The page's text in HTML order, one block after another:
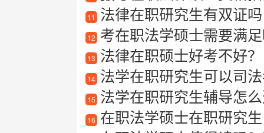
11 法律在职研究生有双证吗
12 考在职法学硕士需要满
13 法律在职硕士好考不好？
14 法学在职研究生可以司
15 法学在职研究生辅导怎
16 在职法学硕士在职研究生